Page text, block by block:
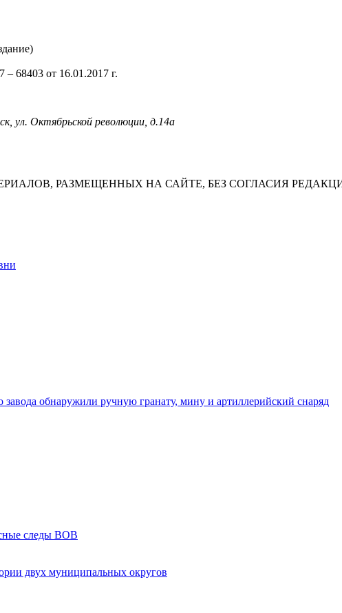
68403 от 16.01.2017 г.
ул. Октябрьской революции, д.14а
РАЗМЕЩЕННЫХ НА САЙТЕ, БЕЗ СОГЛАСИЯ
обнаружили ручную гранату, мину и артиллерийский снаряд
следы ВОВ
двух муниципальных округов